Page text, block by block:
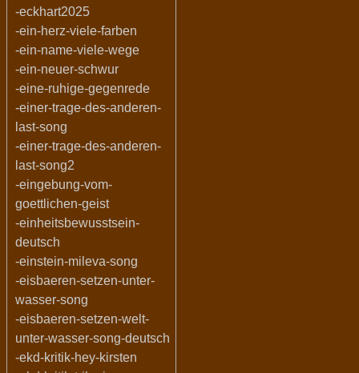
-eckhart2025
-ein-herz-viele-farben
-ein-name-viele-wege
-ein-neuer-schwur
-eine-ruhige-gegenrede
-einer-trage-des-anderen-
last-song
-einer-trage-des-anderen-
last-song2
-eingebung-vom-
goettlichen-geist
-einheitsbewusstsein-
deutsch
-einstein-mileva-song
-eisbaeren-setzen-unter-
wasser-song
-eisbaeren-setzen-welt-
unter-wasser-song-deutsch
-ekd-kritik-hey-kirsten